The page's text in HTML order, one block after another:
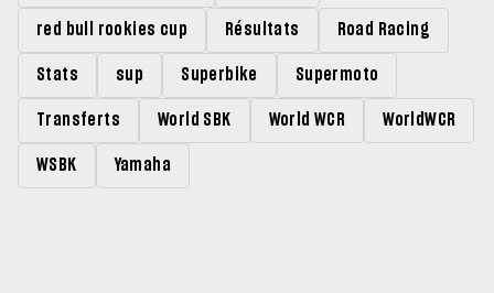
red bull rookies cup Résultats Road Racing
Stats sup Superbike Supermoto
Transferts World SBK World WCR WorldWCR
WSBK Yamaha